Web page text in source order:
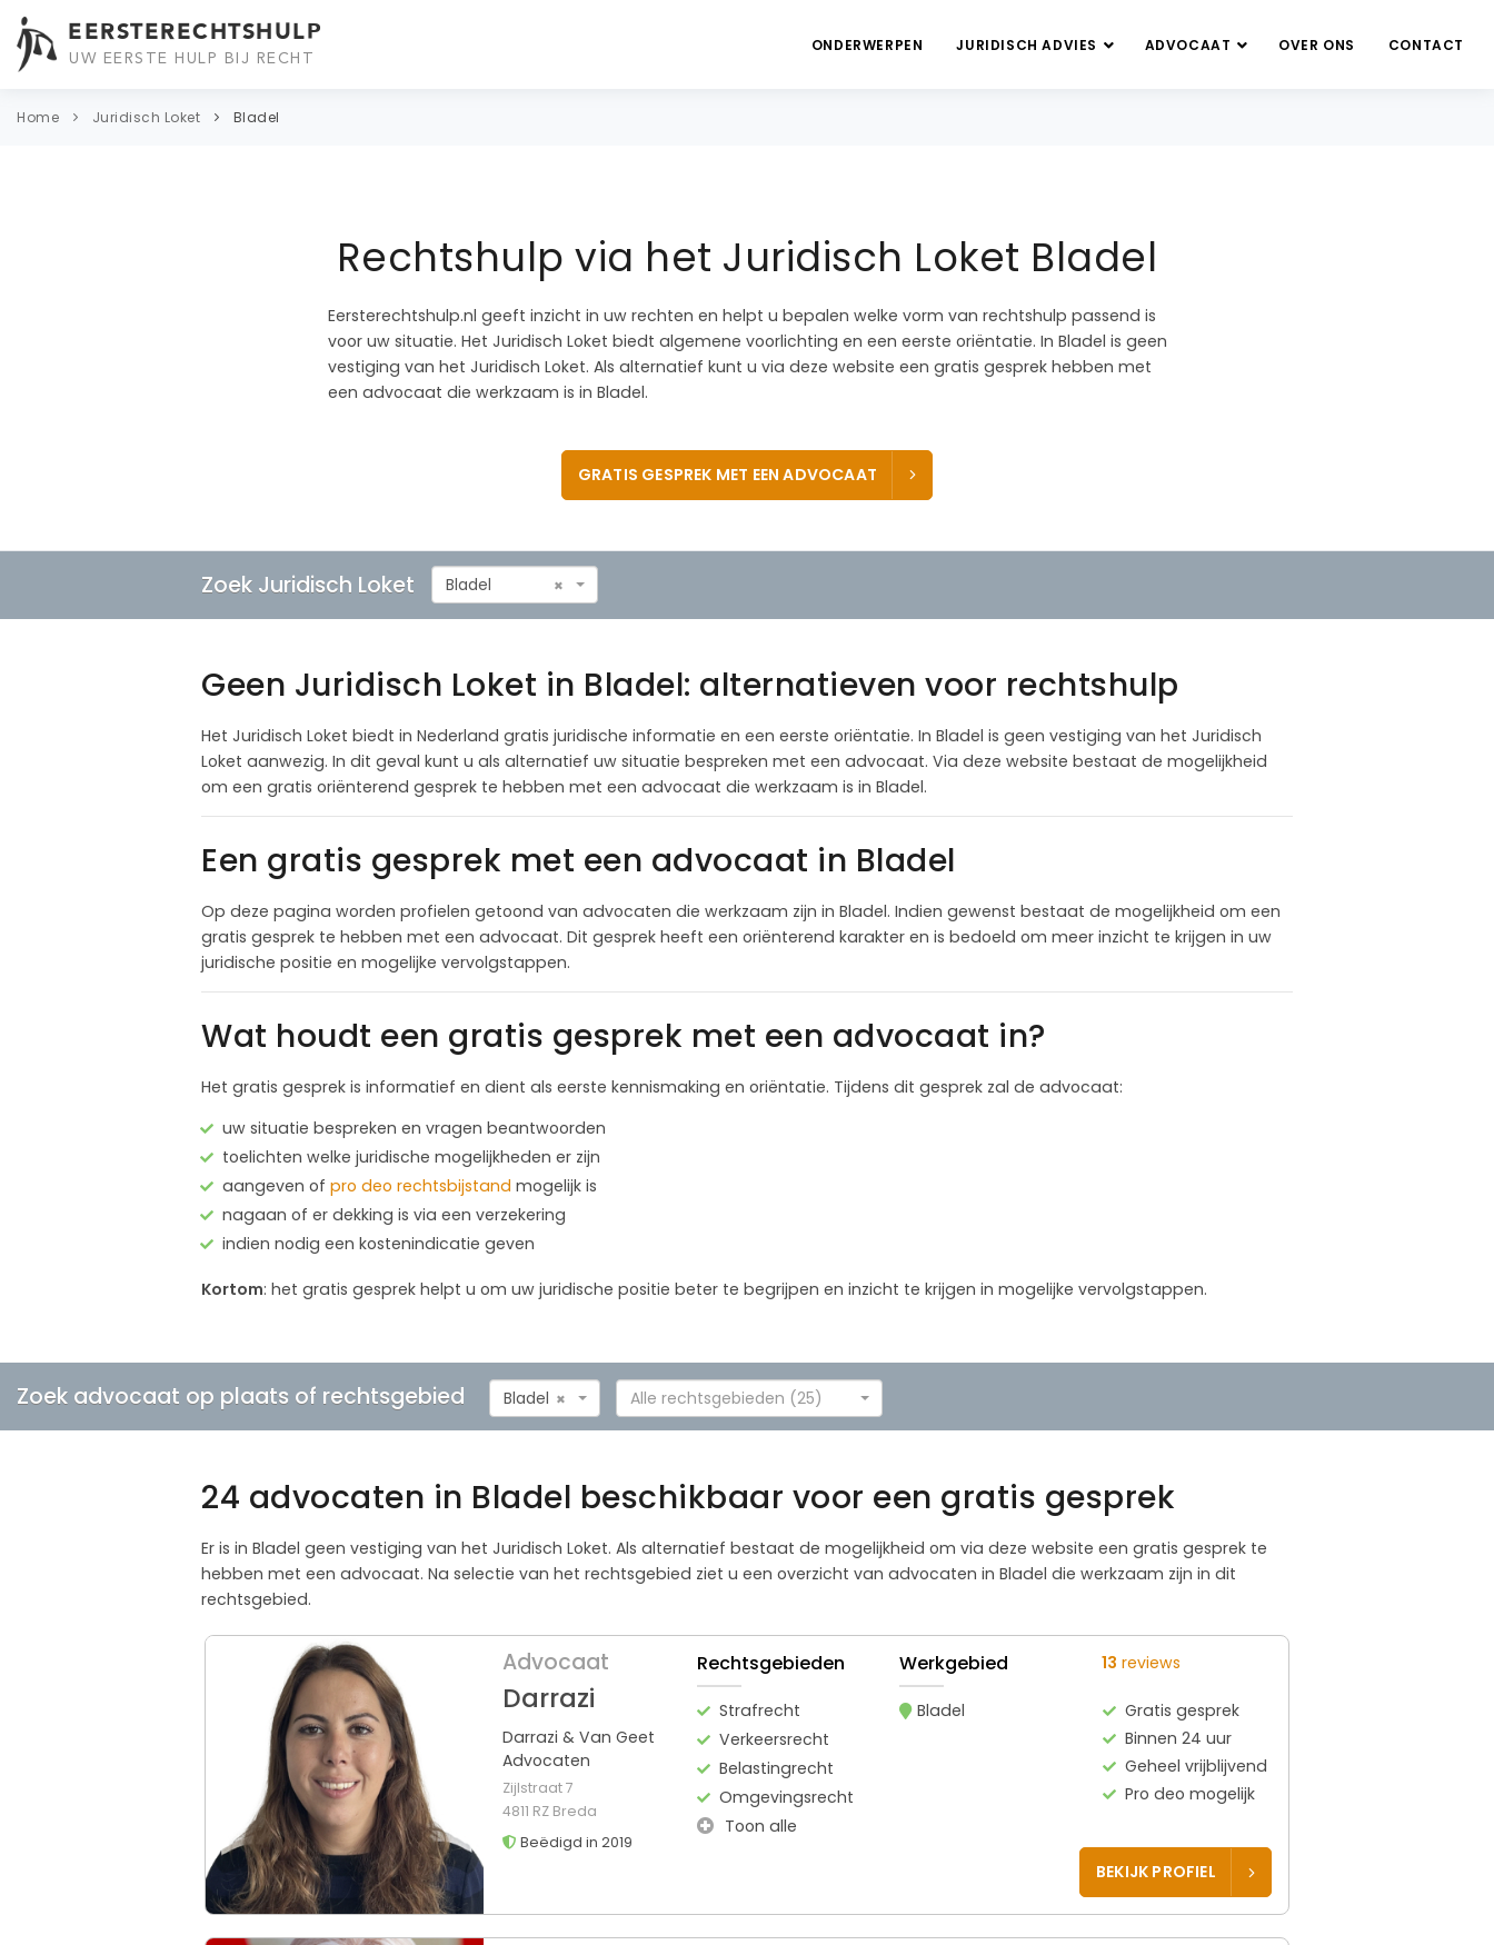
EERSTERECHTSHULP
UW EERSTE HULP BIJ RECHT
ONDERWERPEN JURIDISCH ADVIES ADVOCAAT OVER ONS CONTACT
Home Juridisch Loket Bladel
Rechtshulp via het Juridisch Loket Bladel
Eersterechtshulp.nl geeft inzicht in uw rechten en helpt u bepalen welke vorm van rechtshulp passend is
voor uw situatie. Het Juridisch Loket biedt algemene voorlichting en een eerste oriëntatie. In Bladel is geen
vestiging van het Juridisch Loket. Als alternatief kunt u via deze website een gratis gesprek hebben met
een advocaat die werkzaam is in Bladel.
GRATIS GESPREK MET EEN ADVOCAAT
Zoek Juridisch Loket ×
Bladel
Geen Juridisch Loket in Bladel: alternatieven voor rechtshulp
Het Juridisch Loket biedt in Nederland gratis juridische informatie en een eerste oriëntatie. In Bladel is geen vestiging van het Juridisch
Loket aanwezig. In dit geval kunt u als alternatief uw situatie bespreken met een advocaat. Via deze website bestaat de mogelijkheid
om een gratis oriënterend gesprek te hebben met een advocaat die werkzaam is in Bladel.
Een gratis gesprek met een advocaat in Bladel
Op deze pagina worden profielen getoond van advocaten die werkzaam zijn in Bladel. Indien gewenst bestaat de mogelijkheid om een
gratis gesprek te hebben met een advocaat. Dit gesprek heeft een oriënterend karakter en is bedoeld om meer inzicht te krijgen in uw
juridische positie en mogelijke vervolgstappen.
Wat houdt een gratis gesprek met een advocaat in?
Het gratis gesprek is informatief en dient als eerste kennismaking en oriëntatie. Tijdens dit gesprek zal de advocaat:
uw situatie bespreken en vragen beantwoorden
toelichten welke juridische mogelijkheden er zijn
aangeven of pro deo rechtsbijstand mogelijk is
nagaan of er dekking is via een verzekering
indien nodig een kostenindicatie geven
Kortom: het gratis gesprek helpt u om uw juridische positie beter te begrijpen en inzicht te krijgen in mogelijke vervolgstappen.
Zoek advocaat op plaats of rechtsgebied ×
Bladel Alle rechtsgebieden (25)
24 advocaten in Bladel beschikbaar voor een gratis gesprek
Er is in Bladel geen vestiging van het Juridisch Loket. Als alternatief bestaat de mogelijkheid om via deze website een gratis gesprek te
hebben met een advocaat. Na selectie van het rechtsgebied ziet u een overzicht van advocaten in Bladel die werkzaam zijn in dit
rechtsgebied.
Advocaat
Darrazi
Darrazi & Van Geet
Advocaten
Zijlstraat 7
4811 RZ Breda
Beëdigd in 2019
Rechtsgebieden
Strafrecht
Verkeersrecht
Belastingrecht
Omgevingsrecht
Toon alle
Werkgebied
Bladel
13 reviews
Gratis gesprek
Binnen 24 uur
Geheel vrijblijvend
Pro deo mogelijk
BEKIJK PROFIEL